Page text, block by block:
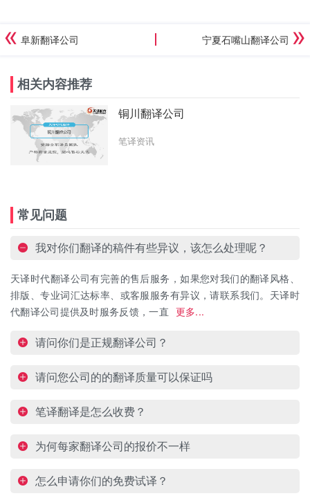
阜新翻译公司 宁夏石嘴山翻译公司
相关内容推荐
铜川翻译公司
笔译资讯
常见问题
我对你们翻译的稿件有些异议，该怎么处理呢？
天译时代翻译公司有完善的售后服务，如果您对我们的翻译风格、
排版、专业词汇达标率、或客服服务有异议，请联系我们。天译时
代翻译公司提供及时服务反馈，一直
更多...
请问你们是正规翻译公司？
请问您公司的的翻译质量可以保证吗
笔译翻译是怎么收费？
为何每家翻译公司的报价不一样
怎么申请你们的免费试译？